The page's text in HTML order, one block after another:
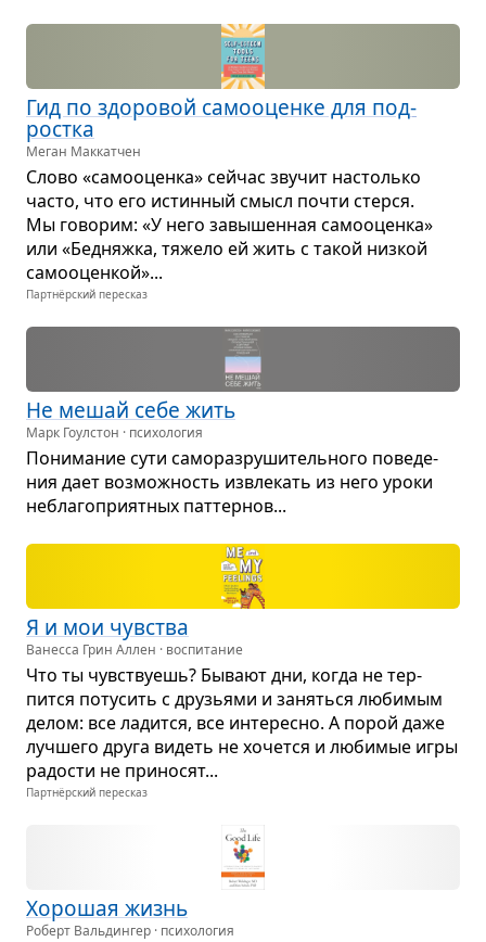
Гид по здо­ро­вой само­оценке для под­
ростка
Меган Маккатчен
Слово «само­оценка» сейчас зву­чит настолько
часто, что его истин­ный смысл почти стерся.
Мы гово­рим: «У него завы­шен­ная само­­о­ценка»
или «Бед­няжка, тяжело ей жить с такой низ­кой
само­оцен­кой»...
Партнёрский пересказ
Не мешай себе жить
Марк Гоулстон · психология
Пони­ма­ние сути само­раз­ру­ши­тель­ного пове­де­
ния дает воз­мож­ность извле­кать из него уроки
небла­го­при­ят­ных пат­тер­нов...
Я и мои чув­ства
Ванесса Грин Аллен · воспитание
Что ты чув­ству­ешь? Бывают дни, когда не тер­
пится поту­сить с дру­зьями и заняться люби­мым
делом: все ладится, все инте­ресно. А порой даже
луч­шего друга видеть не хочется и люби­мые игры
радо­сти не при­но­сят...
Партнёрский пересказ
Хоро­шая жизнь
Роберт Вальдингер · психология